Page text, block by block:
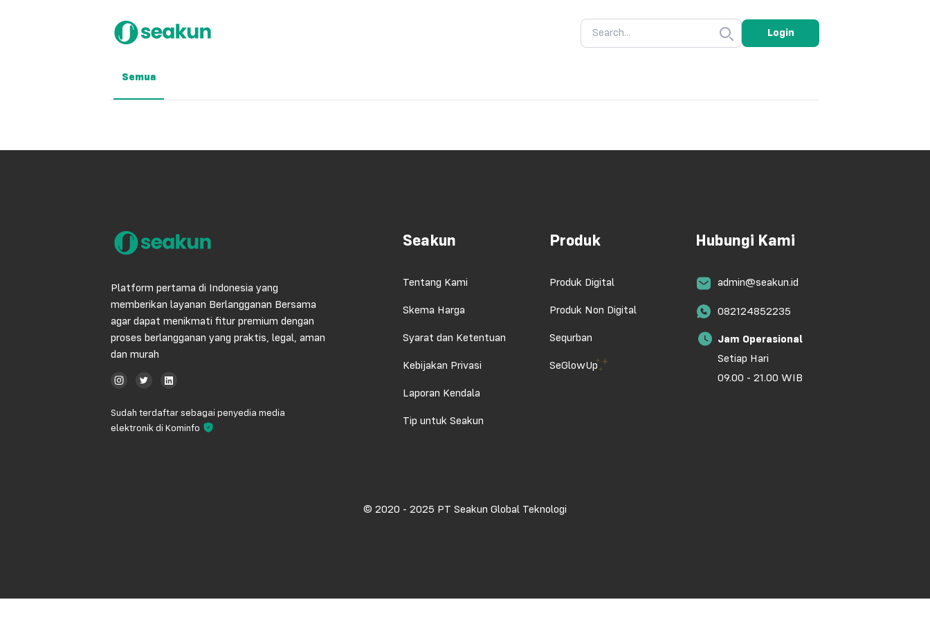
Login
Semua
Platform pertama di Indonesia yang
memberikan layanan Berlangganan Bersama
agar dapat menikmati fitur premium dengan
proses berlangganan yang praktis, legal, aman
dan murah
Sudah terdaftar sebagai penyedia media
elektronik di Kominfo
Seakun
Tentang Kami
Skema Harga
Syarat dan Ketentuan
Kebijakan Privasi
Laporan Kendala
Tip untuk Seakun
Produk
Produk Digital
Produk Non Digital
Sequrban
SeGlowUp
Hubungi Kami
admin@seakun.id
082124852235
Jam Operasional
Setiap Hari
09.00 - 21.00 WIB
© 2020 - 2025 PT Seakun Global Teknologi